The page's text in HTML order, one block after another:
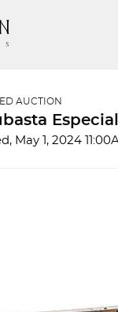
AUCTION
May 1, 2024